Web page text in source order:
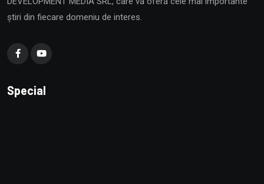
știri din fiecare domeniu de interes.
Special